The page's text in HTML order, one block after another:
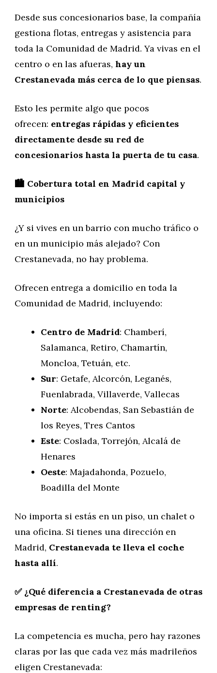
Desde sus concesionarios base, la compañía
gestiona flotas, entregas y asistencia para
toda la Comunidad de Madrid. Ya vivas en el
centro o en las afueras, hay un
Crestanevada más cerca de lo que piensas.
Esto les permite algo que pocos
ofrecen: entregas rápidas y eficientes
directamente desde su red de
concesionarios hasta la puerta de tu casa.
🏙️ Cobertura total en Madrid capital y
municipios
¿Y si vives en un barrio con mucho tráfico o
en un municipio más alejado? Con
Crestanevada, no hay problema.
Ofrecen entrega a domicilio en toda la
Comunidad de Madrid, incluyendo:
Centro de Madrid: Chamberí,
Salamanca, Retiro, Chamartín,
Moncloa, Tetuán, etc.
Sur: Getafe, Alcorcón, Leganés,
Fuenlabrada, Villaverde, Vallecas
Norte: Alcobendas, San Sebastián de
los Reyes, Tres Cantos
Este: Coslada, Torrejón, Alcalá de
Henares
Oeste: Majadahonda, Pozuelo,
Boadilla del Monte
No importa si estás en un piso, un chalet o
una oficina. Si tienes una dirección en
Madrid, Crestanevada te lleva el coche
hasta allí.
✅ ¿Qué diferencia a Crestanevada de otras
empresas de renting?
La competencia es mucha, pero hay razones
claras por las que cada vez más madrileños
eligen Crestanevada: